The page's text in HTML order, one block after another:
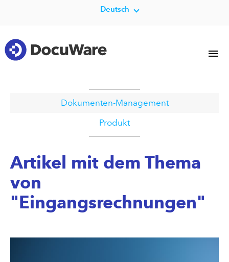
Deutsch
Dokumenten-Management
Produkt
Artikel mit dem Thema
von
"Eingangsrechnungen"